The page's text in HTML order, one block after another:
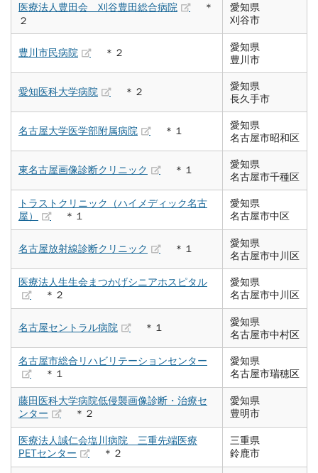
医療法人豊田会 刈谷豊田総合病院
＊
２
愛知県
刈谷市
豊川市民病院 ＊２
愛知県
豊川市
愛知医科大学病院 ＊２
愛知県
長久手市
名古屋大学医学部附属病院 ＊１
愛知県
名古屋市昭和区
東名古屋画像診断クリニック ＊１
愛知県
名古屋市千種区
トラストクリニック（ハイメディック名古
屋）
＊１
愛知県
名古屋市中区
名古屋放射線診断クリニック ＊１
愛知県
名古屋市中川区
医療法人生生会まつかげシニアホスピタル
＊２
愛知県
名古屋市中川区
名古屋セントラル病院 ＊１
愛知県
名古屋市中村区
名古屋市総合リハビリテーションセンター
＊１
愛知県
名古屋市瑞穂区
藤田医科大学病院低侵襲画像診断・治療セ
ンター
＊２
愛知県
豊明市
医療法人誠仁会塩川病院 三重先端医療
PETセンター
＊２
三重県
鈴鹿市